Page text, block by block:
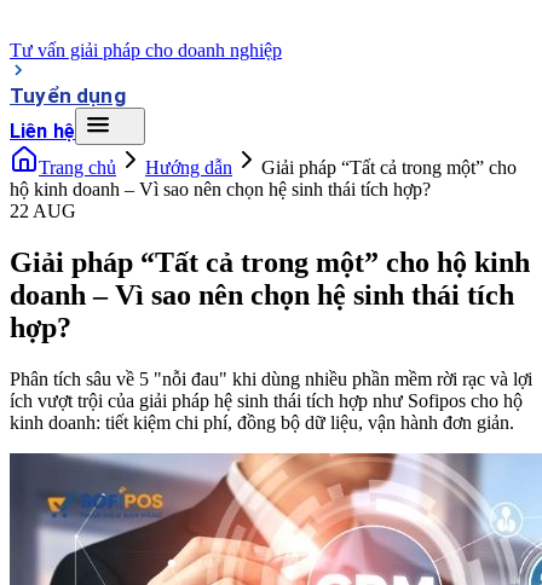
Tư vấn giải pháp cho doanh nghiệp
Tuyển dụng
Liên hệ
Trang chủ Hướng dẫn
Giải pháp “Tất cả trong một” cho
hộ kinh doanh – Vì sao nên chọn hệ sinh thái tích hợp?
22 AUG
Giải pháp “Tất cả trong một” cho hộ kinh
doanh – Vì sao nên chọn hệ sinh thái tích
hợp?
Phân tích sâu về 5 "nỗi đau" khi dùng nhiều phần mềm rời rạc và lợi
ích vượt trội của giải pháp hệ sinh thái tích hợp như Sofipos cho hộ
kinh doanh: tiết kiệm chi phí, đồng bộ dữ liệu, vận hành đơn giản.